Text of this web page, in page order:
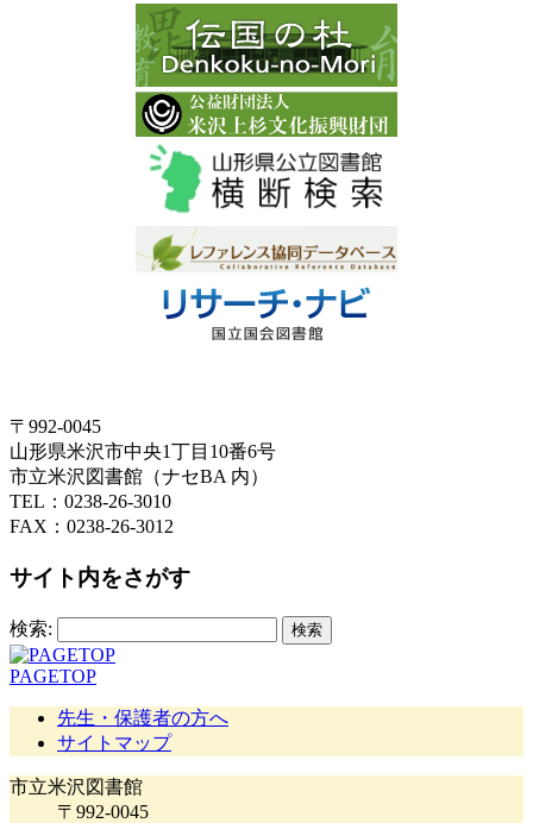
〒992-0045
山形県米沢市中央1丁目10番6号
市立米沢図書館（ナセBA 内）
TEL：0238-26-3010
FAX：0238-26-3012
サイト内をさがす
検索:
PAGETOP
先生・保護者の方へ
サイトマップ
市立米沢図書館
〒992-0045